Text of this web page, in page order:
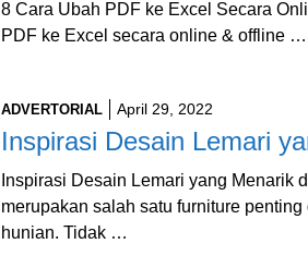
8 Cara Ubah PDF ke Excel Secara
PDF ke Excel secara online & offline …
ADVERTORIAL April 29, 2022
Inspirasi Desain Lemari
Inspirasi Desain Lemari yang Menarik
merupakan salah satu furniture
hunian. Tidak …